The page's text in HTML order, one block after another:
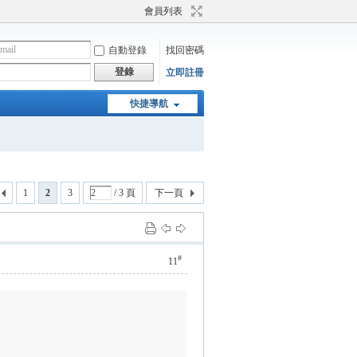
會員列表
自動登錄
找回密碼
登錄 立即註冊
快捷導航
1 2 3 / 3 頁 下一頁
11#